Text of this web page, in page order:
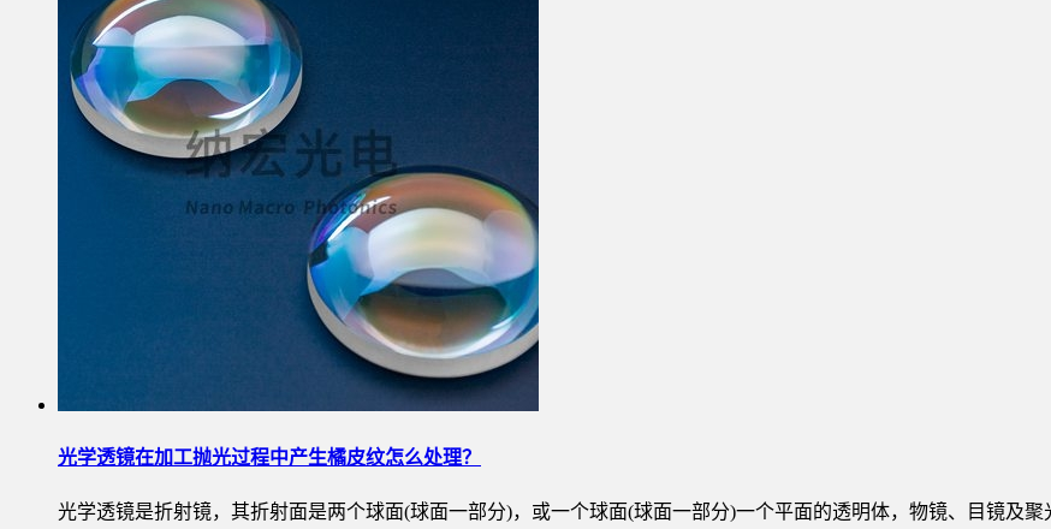
光学透镜在加工抛光过程中产生橘皮纹怎么处理？
光学透镜是折射镜，其折射面是两个球面(球面一部分)，或一个球面(球面一部分)一个平面的透明体，物镜、目镜及